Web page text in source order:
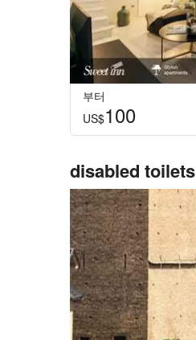
부터
US$100
disabled toilets